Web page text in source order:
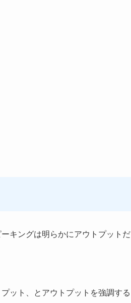
キングは明らかにアウトプットだ
ット、とアウトプットを強調する